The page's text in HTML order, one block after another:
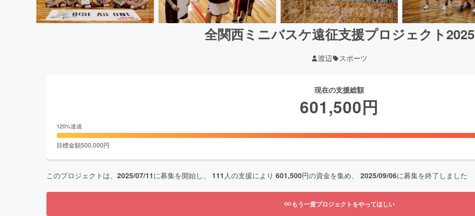
全関西ミニバスケ遠征支援プロジェクト2025
渡辺 スポーツ
現在の支援総額
601,500円
120%達成
目標金額500,000円
このプロジェクトは、 2025/07/11に募集を開始し、 111 人の支援により 601,500円の資金を集め、 2025/09/06に募集を終了しました
もう一度プロジェクトをやってほしい